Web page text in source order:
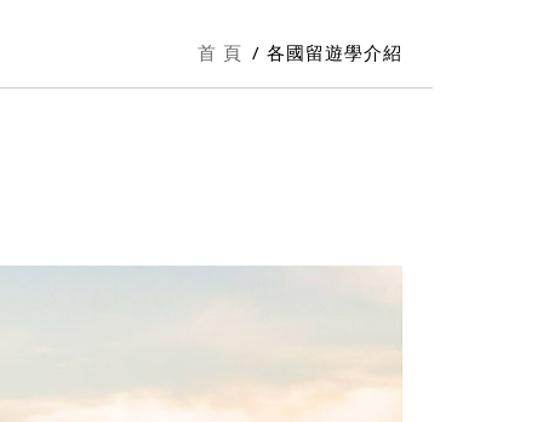
首 頁 各國留遊學介紹